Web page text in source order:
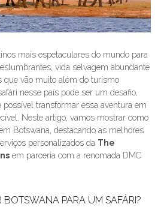
mais espetaculares do mundo para
vida selvagem abundante
que vão muito além do turismo
nesse país pode ser um desafio,
possível transformar essa aventura em
Neste artigo, vamos mostrar como
Botswana, destacando as melhores
personalizados da The
em parceria com a renomada DMC
BOTSWANA PARA UM SAFÁRI?